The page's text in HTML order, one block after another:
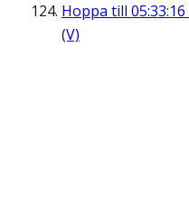
Hoppa till 05:33:16
(V)